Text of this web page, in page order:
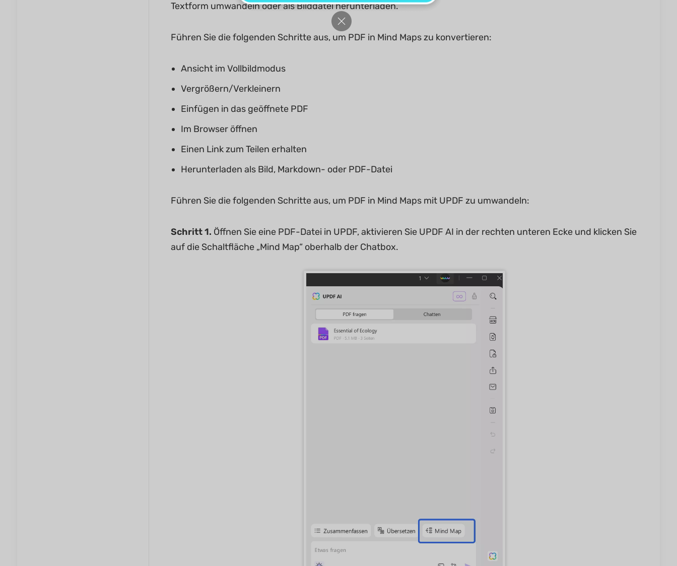
Textform umwandeln oder als Bilddatei herunterladen.
Führen Sie die folgenden Schritte aus, um PDF in Mind Maps zu konvertieren:
Ansicht im Vollbildmodus
Vergrößern/Verkleinern
Einfügen in das geöffnete PDF
Im Browser öffnen
Einen Link zum Teilen erhalten
Herunterladen als Bild, Markdown- oder PDF-Datei
Führen Sie die folgenden Schritte aus, um PDF in Mind Maps mit UPDF zu umwandeln:
Schritt 1. Öffnen Sie eine PDF-Datei in UPDF, aktivieren Sie UPDF AI in der rechten unteren Ecke und klicken Sie
auf die Schaltfläche „Mind Map“ oberhalb der Chatbox.